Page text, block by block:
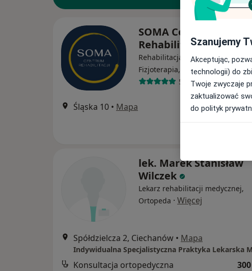
SOMA Centrum
Rehabilitacji
Rehabilitacja medyczna,
Fizjoterapia, Osteopatia
51 opinii
Śląska 10 • Mapa
lek. Marek Stanisław
Wilczek
Lekarz rehabilitacji medycznej,
Ortopeda · Więcej
Spółdzielcza 2, Ciechanów • Mapa
Konsultacja ortopedyczna 300
Szanujemy
Akceptując,
technologii) do
Twoje zwyczaje
zaktualizować
do polityk